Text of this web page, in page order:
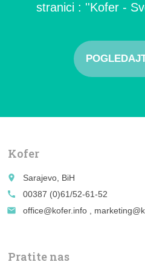
stranici : ''Kofer -
Kofer
place
Sarajevo, BiH
call
00387 (0)61/52-61-52
email
office@kofer.info ,
Pratite nas